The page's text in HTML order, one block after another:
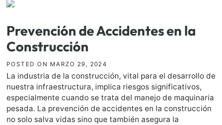
Prevención de Accidentes en la
Construcción
POSTED ON MARZO 29, 2024
La industria de la construcción, vital para el desarrollo de
nuestra infraestructura, implica riesgos significativos,
especialmente cuando se trata del manejo de maquinaria
pesada. La prevención de accidentes en la construcción
no solo salva vidas sino que también asegura la